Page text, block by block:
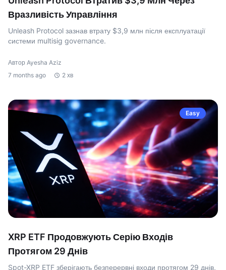
Вразливість Управління
Unleash Protocol зазнав втрату $3,9 млн після експлуатації
системи multisig governance.
Автор Ayesha Aziz
7 months ago
2 хв
Easy
XRP ETF Продовжують Серію Входів
Протягом 29 Днів
Spot-XRP ETF зберігають безперервні входи протягом 29 днів,